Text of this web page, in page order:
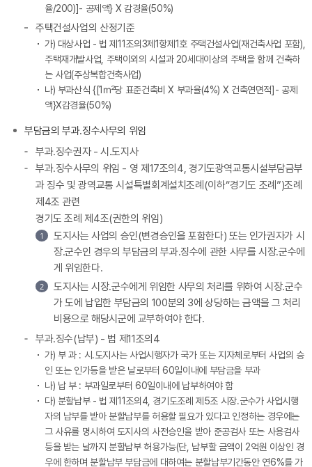
율/200)]- 공제액} X 감경율(50%)
주택건설사업의 산정기준
가) 대상사업 - 법 제11조의3제1항제1호 주택건설사업(재건축사업 포함),
주택재개발사업, 주택이외의 시설과 20세대이상의 주택을 함께 건축하
는 사업(주상복합건축사업)
나) 부과산식 {[1㎡당 표준건축비 X 부과율(4%) X 건축연면적]- 공제
액}X감경율(50%)
부담금의 부과.징수사무의 위임
부과.징수권자 - 시.도지사
부과.징수사무의 위임 - 영 제17조의4, 경기도광역교통시설부담금부
과 징수 및 광역교통 시설특별회계설치조례(이하“경기도 조례”)조례
제4조 관련
경기도 조례 제4조(권한의 위임)
도지사는 사업의 승인(변경승인을 포함한다) 또는 인가권자가 시
장.군수인 경우의 부담금의 부과.징수에 관한 사무를 시장.군수에
게 위임한다.
도지사는 시장.군수에게 위임한 사무의 처리를 위하여 시장.군수
가 도에 납입한 부담금의 100분의 3에 상당하는 금액을 그 처리
비용으로 해당시군에 교부하여야 한다.
부과.징수(납부) - 법 제11조의4
가) 부 과 : 시.도지사는 사업시행자가 국가 또는 지자체로부터 사업의 승
인 또는 인가등을 받은 날로부터 60일이내에 부담금을 부과
나) 납 부 : 부과일로부터 60일이내에 납부하여야 함
다) 분할납부 - 법 제11조의4, 경기도조례 제5조 시장.군수가 사업시행
자의 납부를 받아 분할납부를 허용할 필요가 있다고 인정하는 경우에는
그 사유를 명시하여 도지사의 사전승인을 받아 준공검사 또는 사용검사
등을 받는 날까지 분할납부 허용가능(단, 납부할 금액이 2억원 이상인 경
우에 한하며 분할납부 부담금에 대하여는 분할납부기간동안 연6%를 가